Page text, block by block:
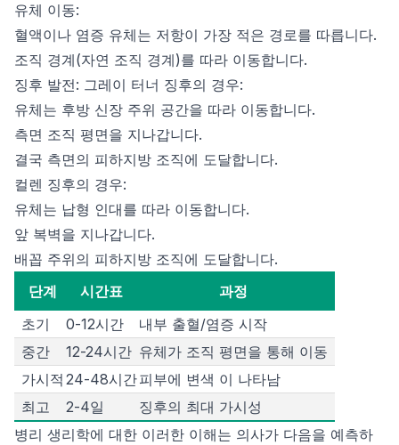
유체 이동:
혈액이나 염증 유체는 저항이 가장 적은 경로를 따릅니다.
조직 경계(자연 조직 경계)를 따라 이동합니다.
징후 발전: 그레이 터너 징후의 경우:
유체는 후방 신장 주위 공간을 따라 이동합니다.
측면 조직 평면을 지나갑니다.
결국 측면의 피하지방 조직에 도달합니다.
컬렌 징후의 경우:
유체는 납형 인대를 따라 이동합니다.
앞 복벽을 지나갑니다.
배꼽 주위의 피하지방 조직에 도달합니다.
단계
시간표
과정
초기
0-12시간
내부 출혈/염증 시작
중간
12-24시간 유체가 조직 평면을 통해 이동
가시적 24-48시간피부에 변색 이 나타남
최고
2-4일
징후의 최대 가시성
병리 생리학에 대한 이러한 이해는 의사가 다음을 예측하